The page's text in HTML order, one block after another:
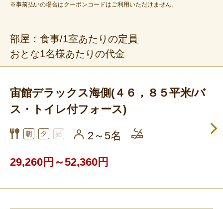
※事前払いの場合はクーポンコードはご利用いただけません。
部屋：食事/1室あたりの定員
おとな1名様あたりの代金
宙館デラックス海側(４６，８５平米/バ
ス・トイレ付フォース)
2～5名
29,260円～52,360円